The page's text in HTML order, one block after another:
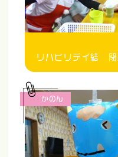
リハビリデイ結
かのん